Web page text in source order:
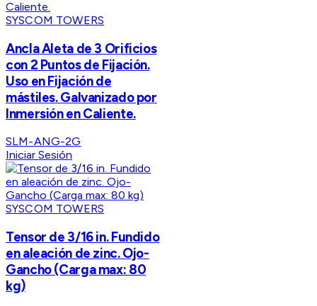
SYSCOM TOWERS
Ancla Aleta de 3 Orificios
con 2 Puntos de Fijación.
Uso en Fijación de
mástiles. Galvanizado por
Inmersión en Caliente.
SLM-ANG-2G
Iniciar Sesión
SYSCOM TOWERS
Tensor de 3/16 in. Fundido
en aleación de zinc. Ojo-
Gancho (Carga max: 80
kg)